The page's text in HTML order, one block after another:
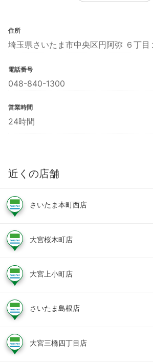
住所
埼玉県さいたま市中央区円阿弥 ６丁目
電話番号
048-840-1300
営業時間
24時間
近くの店舗
さいたま本町西店
大宮桜木町店
大宮上小町店
さいたま島根店
大宮三橋四丁目店